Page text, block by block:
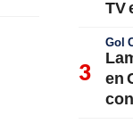
TV
Gol
en